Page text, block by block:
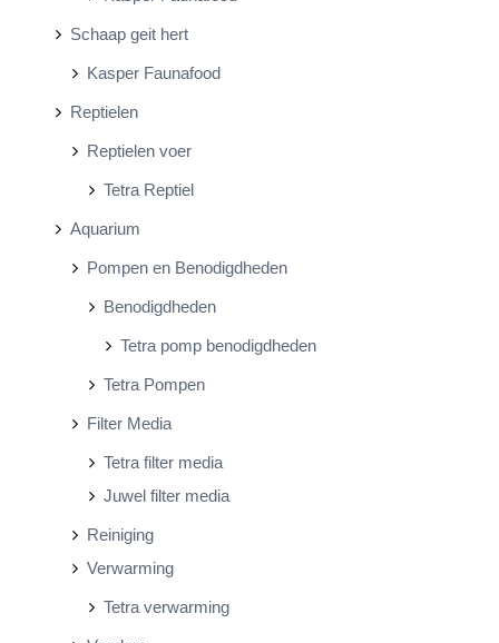
Schaap geit hert
Kasper Faunafood
Reptielen
Reptielen voer
Tetra Reptiel
Aquarium
Pompen en Benodigdheden
Benodigdheden
Tetra pomp benodigdheden
Tetra Pompen
Filter Media
Tetra filter media
Juwel filter media
Reiniging
Verwarming
Tetra verwarming